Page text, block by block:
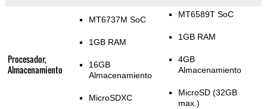
Procesador,
Almacenamiento
MT6737M SoC
1GB RAM
16GB
Almacenamiento
MicroSDXC
MT6589T SoC
1GB RAM
4GB
Almacenamiento
MicroSD (32GB
max.)